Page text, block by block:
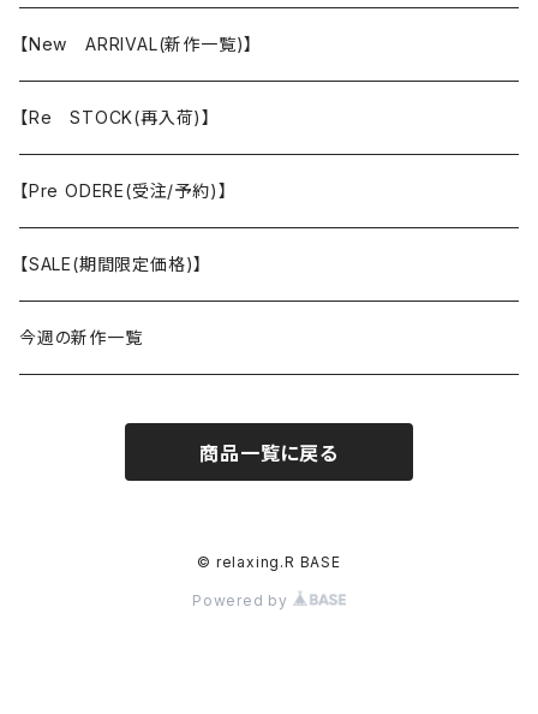
ピアス
イヤリング
リング
ネックレス
ブレスレット
【New ARRIVAL(新作一覧)】
【Re STOCK(再入荷)】
【Pre ODERE(受注/予約)】
【SALE(期間限定価格)】
今週の新作一覧
商品一覧に戻る
© relaxing.R BASE
Powered by